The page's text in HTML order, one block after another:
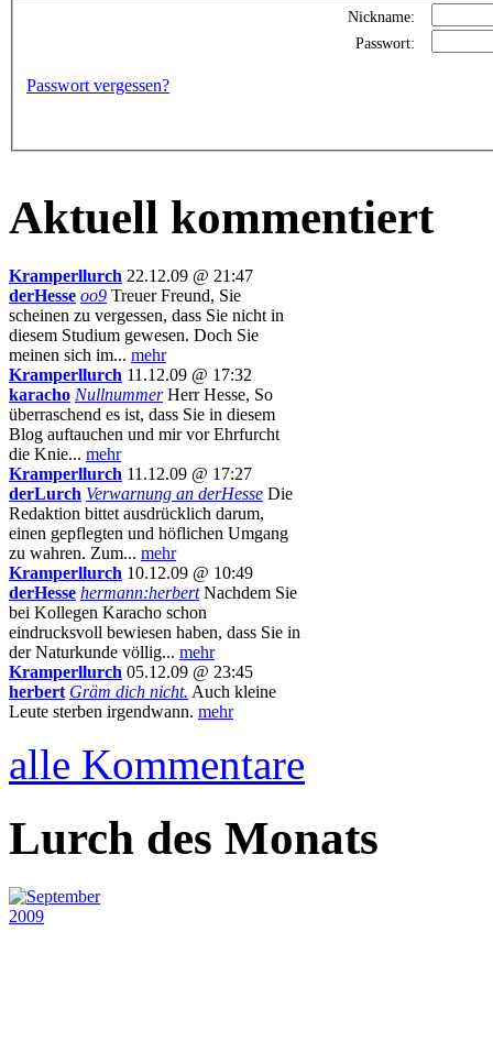
Nickname:
Passwort:
Passwort vergessen?
Aktuell kommentiert
Kramperllurch 22.12.09 @ 21:47
derHesse oo9 Treuer Freund, Sie
scheinen zu vergessen, dass Sie nicht in
diesem Studium gewesen. Doch Sie
meinen sich im... mehr
Kramperllurch 11.12.09 @ 17:32
karacho NullnummerHerr Hesse, So
überraschend es ist, dass Sie in diesem
Blog auftauchen und mir vor Ehrfurcht
die Knie... mehr
Kramperllurch 11.12.09 @ 17:27
derLurch Verwarnung an derHesse Die
Redaktion bittet ausdrücklich darum,
einen gepflegten und höflichen Umgang
zu wahren. Zum... mehr
Kramperllurch 10.12.09 @ 10:49
derHesse hermann:herbertNachdem Sie
bei Kollegen Karacho schon
eindrucksvoll bewiesen haben, dass Sie in
der Naturkunde völlig... mehr
Kramperllurch 05.12.09 @ 23:45
herbert Gräm dich nicht. Auch kleine
Leute sterben irgendwann. mehr
alle Kommentare
Lurch des Monats